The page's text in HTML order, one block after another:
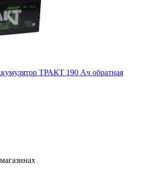
ТРАКТ 190 Ач обратная